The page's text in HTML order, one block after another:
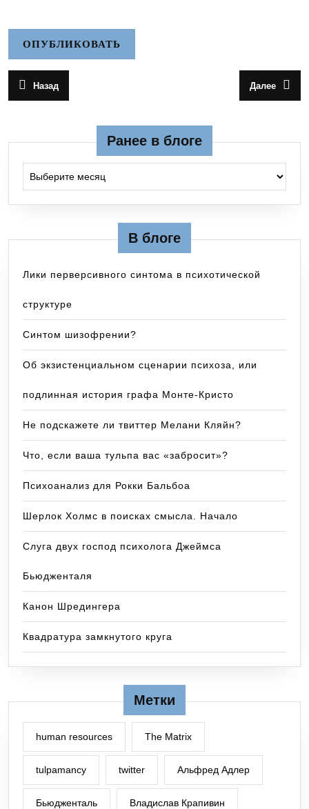
Навигация
по
Назад
Предыдущая
запись:
Далее
запись:
Ранее в блоге
В блоге
Лики перверсивного синтома в психотической
структуре
Синтом шизофрении?
Об экзистенциальном сценарии психоза, или
подлинная история графа Монте-Кристо
Не подскажете ли твиттер Мелани Кляйн?
Что, если ваша тульпа вас «забросит»?
Психоанализ для Рокки Бальбоа
Шерлок Холмс в поисках смысла. Начало
Слуга двух господ психолога Джеймса
Бьюдженталя
Канон Шредингера
Квадратура замкнутого круга
Метки
human resources The Matrix
tulpamancy twitter Альфред Адлер
Бьюдженталь Владислав Крапивин